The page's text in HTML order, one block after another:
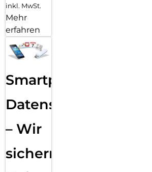
inkl. MwSt.
Mehr
erfahren
Smartphone
Datensicherung
– Wir
sichern